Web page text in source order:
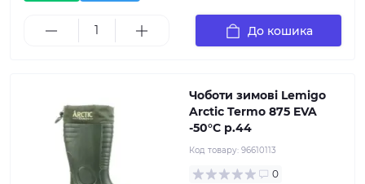
До кошика
Чоботи зимові Lemigo
Arctic Termo 875 EVA
-50°C р.44
Код товару: 96610113
0